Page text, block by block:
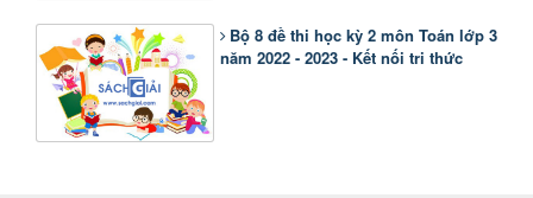
Bộ 8 đề thi học kỳ 2 môn Toán lớp 3
năm 2022 - 2023 - Kết nối tri thức